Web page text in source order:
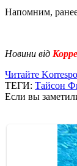
Напомним,
Новини від
Читайте
ТЕГИ: Тайсон
Если вы